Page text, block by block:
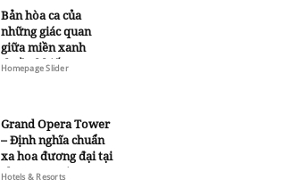
Bản hòa ca của
những giác quan
giữa miền xanh
thuần khiết
Homepage Slider
Grand Opera Tower
– Định nghĩa chuẩn
xa hoa đương đại tại
Sheraton Saigon
Hotels & Resorts